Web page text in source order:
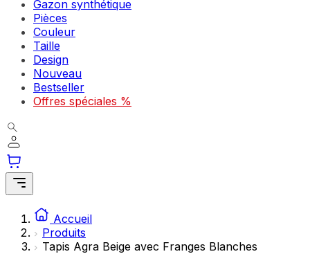
Gazon synthétique
Pièces
Couleur
Taille
Design
Nouveau
Bestseller
Offres spéciales %
Accueil
Produits
Tapis Agra Beige avec Franges Blanches
Les cookies indispensables sont cruciaux pour les
Les cookies liés aux préférences permettent au site de
comme votre langue préférée ou la région dans laquelle
Les cookies marketing sont utilisés pour suivre les
engageantes pour l'utilisateur individuel et, par